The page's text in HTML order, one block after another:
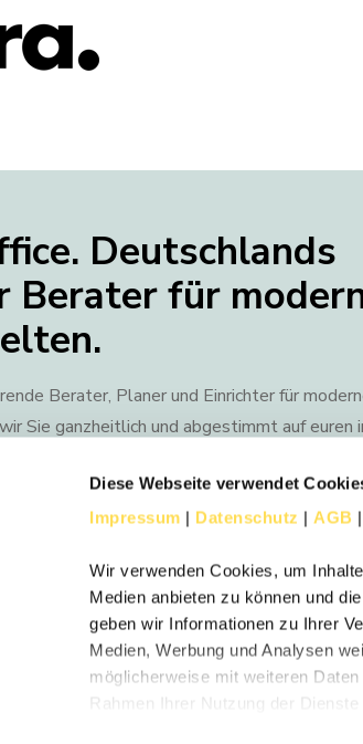
Diese Webseite verwendet
Impressum | Datenschutz |AGB |
Wir verwenden Cookies, um
Medien anbieten zu können und
geben wir Informationen zu Ihrer
Medien, Werbung und Analysen
möglicherweise mit weiteren
Rahmen Ihrer Nutzung der Dienste
Deutschlands
Berater für
Berater, Planer und Einrichter für
Sie ganzheitlich und abgestimmt auf euren
Einheit. Dabei greifen wir auf ein
zurück.
garantieren wir zudem eine